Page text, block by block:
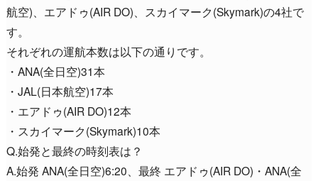
航空)、エアドゥ(AIR DO)、スカイマーク(Skymark)の4社で
す。
それぞれの運航本数は以下の通りです。
・ANA(全日空)31本
・JAL(日本航空)17本
・エアドゥ(AIR DO)12本
・スカイマーク(Skymark)10本
Q.始発と最終の時刻表は？
A.始発 ANA(全日空)6:20、最終 エアドゥ(AIR DO)・ANA(全